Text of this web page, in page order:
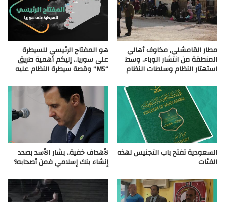
مطار القامشلي, مخاوف أهالي
المنطقة من انتشار الوباء, وسط
استهتار النظام وسلطات النظام
هو المفتاح الرئيسي للسيطرة
على سوريا.. إليكم أهمية طريق
“M5” وقصة سيطرة النظام عليه
السعودية تفتح باب التجنيس لهذه
الفئات
لأهداف خفية.. بشار الأسد بصدد
إنشاء بنك إسلامي فمن أصحابه؟